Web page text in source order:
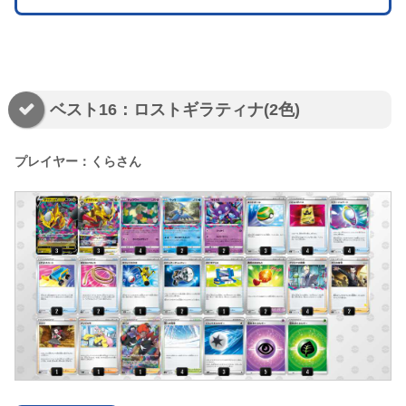
ベスト16：ロストギラティナ(2色)
プレイヤー：くらさん